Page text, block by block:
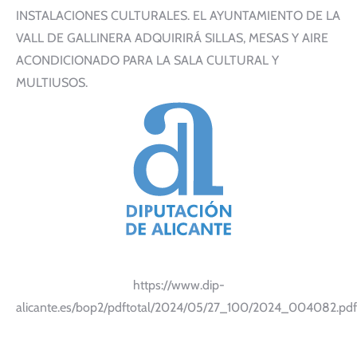
INSTALACIONES CULTURALES. EL AYUNTAMIENTO DE LA
VALL DE GALLINERA ADQUIRIRÁ SILLAS, MESAS Y AIRE
ACONDICIONADO PARA LA SALA CULTURAL Y
MULTIUSOS.
https://www.dip-
alicante.es/bop2/pdftotal/2024/05/27_100/2024_004082.pdf